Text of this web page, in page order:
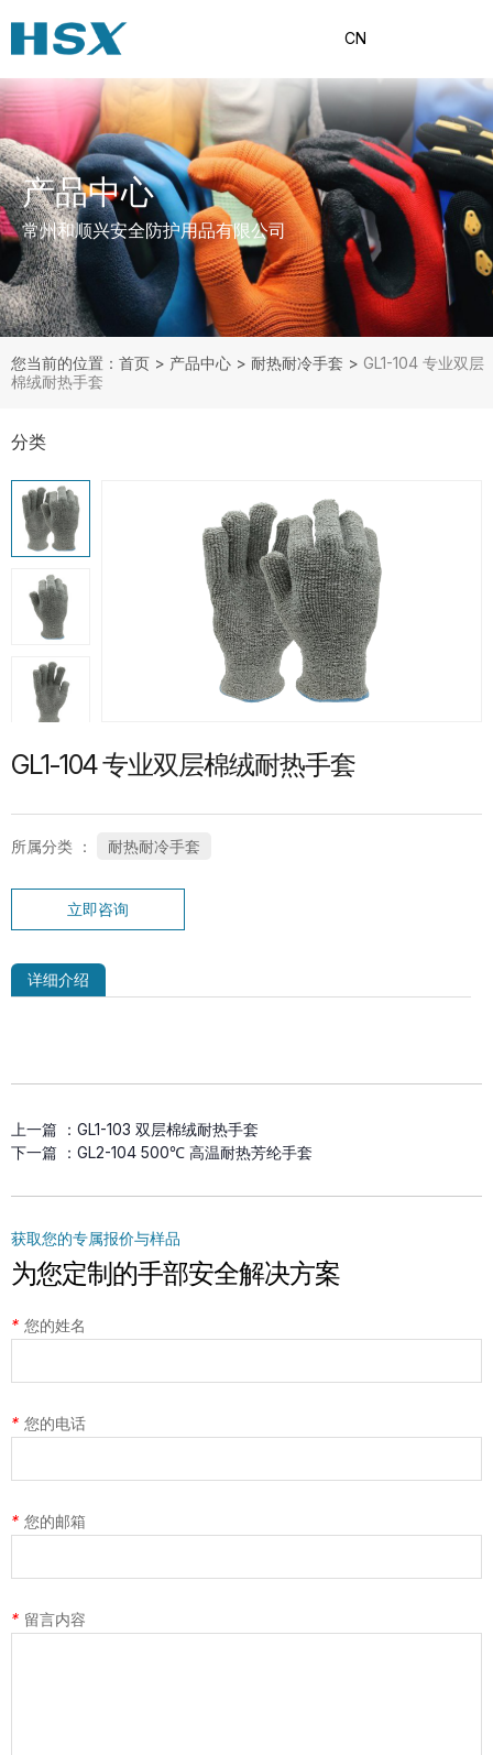
CN
产品中心
常州和顺兴安全防护用品有限公司
您当前的位置：首页 > 产品中心 > 耐热耐冷手套 > GL1-104 专业双层
棉绒耐热手套
产品分类
分类
热门产品
G13-PUG1315 紧急分离护指PU手套
SP-CN-21G-WH 礼仪手套
手套
GL1-104 专业双层棉绒耐热手套
所属分类 ： 耐热耐冷手套
立即咨询
详细介绍
上一篇 ： GL1-103 双层棉绒耐热手套
下一篇 ： GL2-104 500℃ 高温耐热芳纶手套
获取您的专属报价与样品
为您定制的手部安全解决方案
* 您的姓名
* 您的电话
* 您的邮箱
* 留言内容